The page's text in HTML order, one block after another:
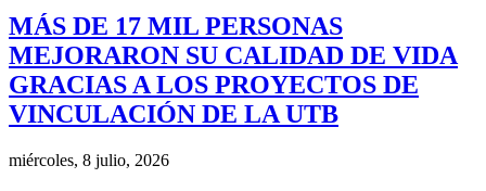
MÁS DE 17 MIL PERSONAS
MEJORARON SU CALIDAD DE VIDA
GRACIAS A LOS PROYECTOS DE
VINCULACIÓN DE LA UTB
miércoles, 8 julio, 2026